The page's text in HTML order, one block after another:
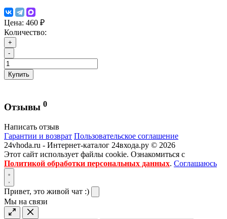
Цена: 460 ₽
Количество:
+
-
Купить
Отзывы 0
Написать отзыв
Гарантии и возврат Пользовательское соглашение
24vhoda.ru - Интернет-каталог 24входа.ру © 2026
Этот сайт использует файлы cookie. Ознакомиться с
Политикой обработки персональных данных. Соглашаюсь
Привет, это живой чат :)
Мы на связи